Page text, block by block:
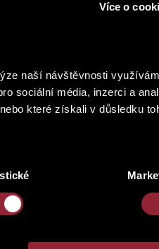
Více o
naší návštěvnosti
sociální média, inzerci a
které získali v důsledku